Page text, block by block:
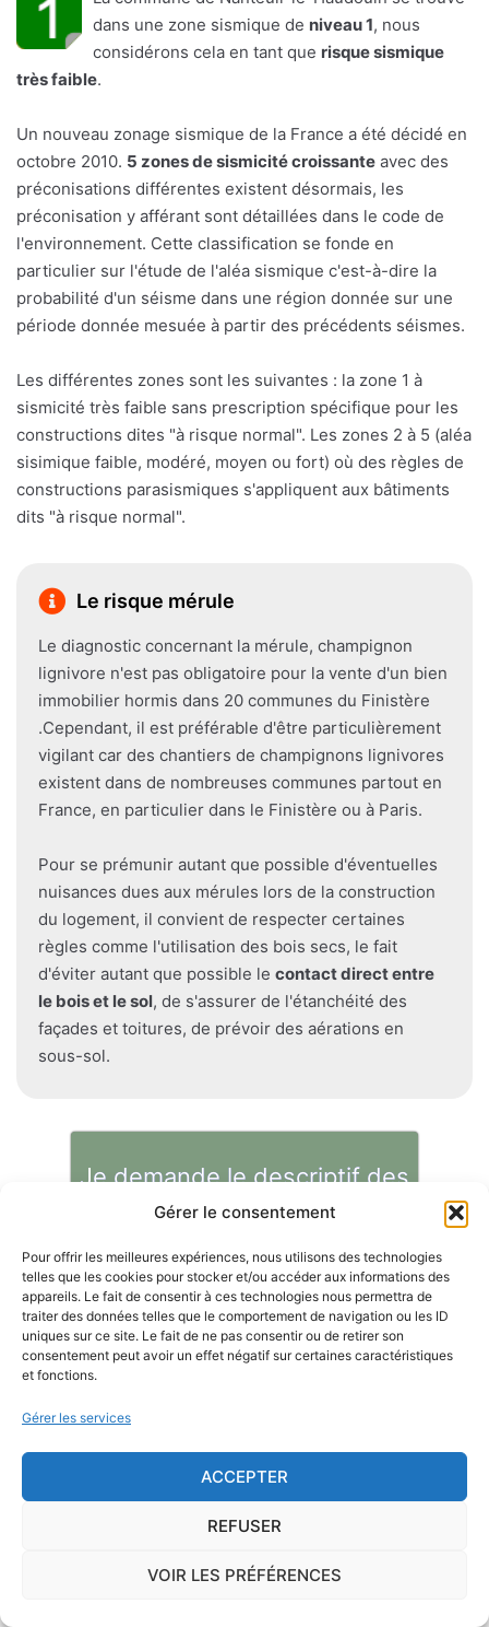
Gérer le consentement
Pour offrir les meilleures expériences, nous utilisons des technologies
telles que les cookies pour stocker et/ou accéder aux informations des
appareils. Le fait de consentir à ces technologies nous permettra de
traiter des données telles que le comportement de navigation ou les ID
uniques sur ce site. Le fait de ne pas consentir ou de retirer son
consentement peut avoir un effet négatif sur certaines caractéristiques
et fonctions.
Gérer les services
ACCEPTER
REFUSER
VOIR LES PRÉFÉRENCES
dans une zone sismique de niveau 1, nous
considérons cela en tant que risque sismique
très faible.
Un nouveau zonage sismique de la France a été décidé en
octobre 2010. 5 zones de sismicité croissante avec des
préconisations différentes existent désormais, les
préconisation y afférant sont détaillées dans le code de
l'environnement. Cette classification se fonde en
particulier sur l'étude de l'aléa sismique c'est-à-dire la
probabilité d'un séisme dans une région donnée sur une
période donnée mesuée à partir des précédents séismes.
Les différentes zones sont les suivantes : la zone 1 à
sismicité très faible sans prescription spécifique pour les
constructions dites "à risque normal". Les zones 2 à 5 (aléa
sisimique faible, modéré, moyen ou fort) où des règles de
constructions parasismiques s'appliquent aux bâtiments
dits "à risque normal".
Le risque mérule
Le diagnostic concernant la mérule, champignon
lignivore n'est pas obligatoire pour la vente d'un bien
immobilier hormis dans 20 communes du Finistère
.Cependant, il est préférable d'être particulièrement
vigilant car des chantiers de champignons lignivores
existent dans de nombreuses communes partout en
France, en particulier dans le Finistère ou à Paris.
Pour se prémunir autant que possible d'éventuelles
nuisances dues aux mérules lors de la construction
du logement, il convient de respecter certaines
règles comme l'utilisation des bois secs, le fait
d'éviter autant que possible le contact direct entre
le bois et le sol, de s'assurer de l'étanchéité des
façades et toitures, de prévoir des aérations en
sous-sol.
Je demande le descriptif des
risques pour ma ville
Le risque Radon
La commune de Nanteuil-le-Haudouin se trouve
est un gaz radioactif issu de la désintégration du
dans l'air sur le territoire français. C'est pourquoi l'ISRN